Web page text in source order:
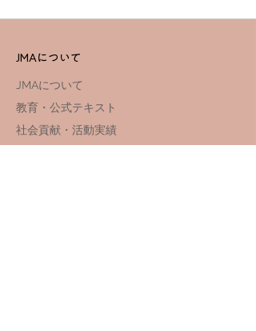
JMAについて
JMAについて
教育・公式テキスト
社会貢献・活動実績